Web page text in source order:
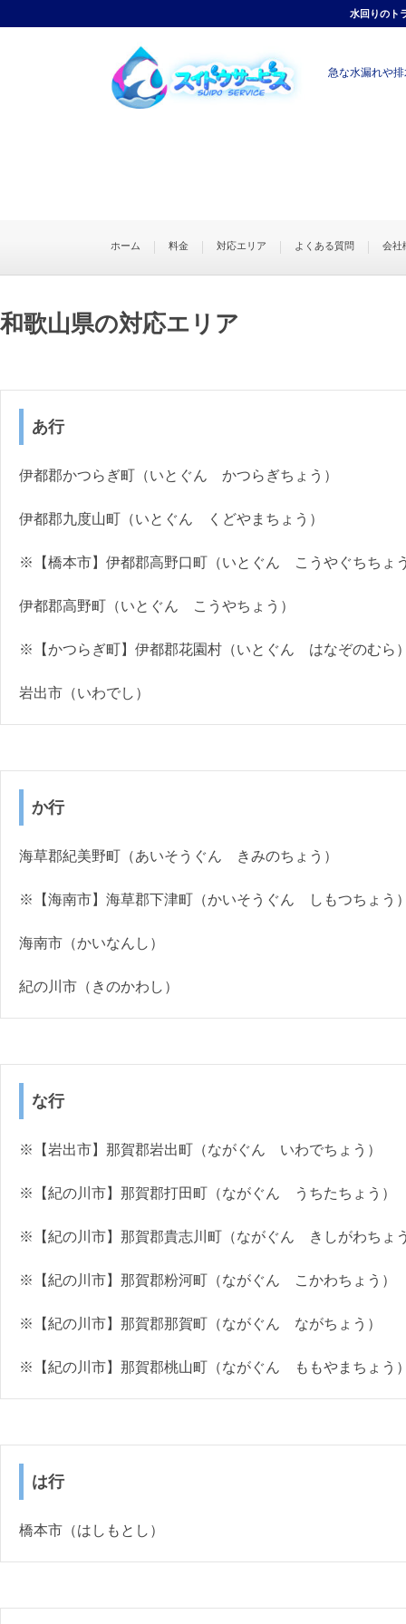
水回りのト
急な水漏れや
ホーム 料金 対応エリア よくある質問 会社
和歌山県の対応エリア
あ行
伊都郡かつらぎ町（いとぐん かつらぎちょう）
伊都郡九度山町（いとぐん くどやまちょう）
※【橋本市】伊都郡高野口町（いとぐん こうやぐちちょ
伊都郡高野町（いとぐん こうやちょう）
※【かつらぎ町】伊都郡花園村（いとぐん はなぞのむら
岩出市（いわでし）
か行
海草郡紀美野町（あいそうぐん きみのちょう）
※【海南市】海草郡下津町（かいそうぐん しもつちょう
海南市（かいなんし）
紀の川市（きのかわし）
な行
※【岩出市】那賀郡岩出町（ながぐん いわでちょう）
※【紀の川市】那賀郡打田町（ながぐん うちたちょう）
※【紀の川市】那賀郡貴志川町（ながぐん きしがわちょ
※【紀の川市】那賀郡粉河町（ながぐん こかわちょう）
※【紀の川市】那賀郡那賀町（ながぐん ながちょう）
※【紀の川市】那賀郡桃山町（ながぐん ももやまちょう
は行
橋本市（はしもとし）